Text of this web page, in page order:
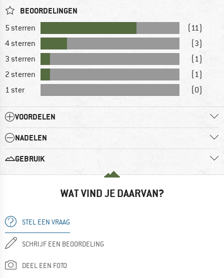
BEOORDELINGEN
5 sterren
(11)
4 sterren
(3)
3 sterren
(1)
2 sterren
(1)
1 ster
(0)
VOORDELEN
NADELEN
GEBRUIK
WAT VIND JE DAARVAN?
STEL EEN VRAAG
SCHRIJF EEN BEOORDELING
DEEL EEN FOTO